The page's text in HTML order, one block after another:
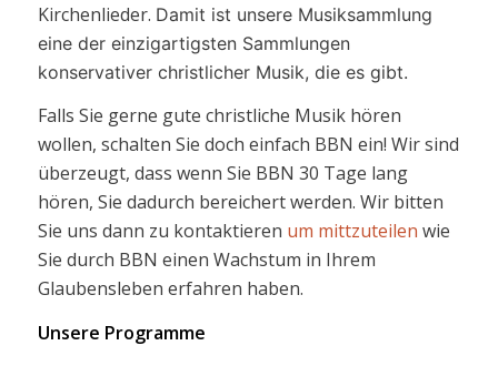
Kirchenlieder. Damit ist unsere Musiksammlung
eine der einzigartigsten Sammlungen
konservativer christlicher Musik, die es gibt.
Falls Sie gerne gute christliche Musik hören
wollen, schalten Sie doch einfach BBN ein! Wir sind
überzeugt, dass wenn Sie BBN 30 Tage lang
hören, Sie dadurch bereichert werden. Wir bitten
Sie uns dann zu kontaktieren um mittzuteilen wie
Sie durch BBN einen Wachstum in Ihrem
Glaubensleben erfahren haben.
Unsere Programme